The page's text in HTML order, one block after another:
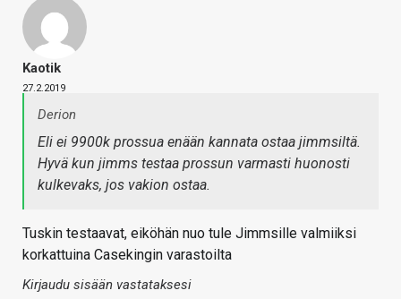
Kaotik
27.2.2019
Derion
Eli ei 9900k prossua enään kannata ostaa jimmsiltä.
Hyvä kun jimms testaa prossun varmasti huonosti
kulkevaks, jos vakion ostaa.
Tuskin testaavat, eiköhän nuo tule Jimmsille valmiiksi
korkattuina Casekingin varastoilta
Kirjaudu sisään vastataksesi